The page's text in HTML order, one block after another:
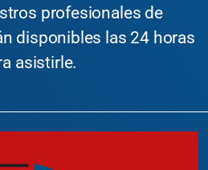
profesionales de
disponibles las 24 horas
asistirle.